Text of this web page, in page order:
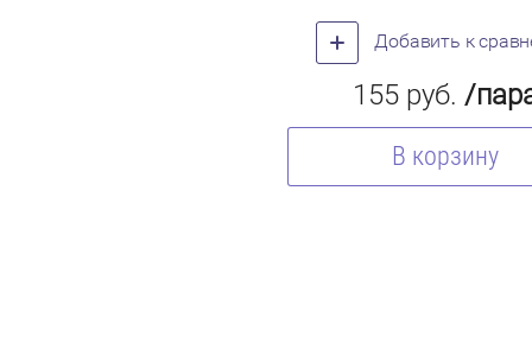
Добавить к
155 руб. /
В корзину